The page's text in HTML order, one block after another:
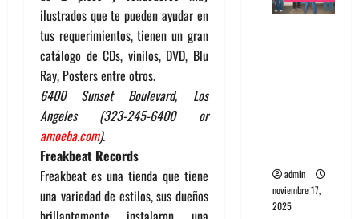
ilustrados que te pueden ayudar en
tus requerimientos, tienen un gran
catálogo de CDs, vinilos, DVD, Blu
Ray, Posters entre otros.
6400 Sunset Boulevard, Los
Angeles (323-245-6400 or
amoeba.com).
Freakbeat Records
Freakbeat es una tienda que tiene
una variedad de estilos, sus dueños
admin
noviembre 17,
2025